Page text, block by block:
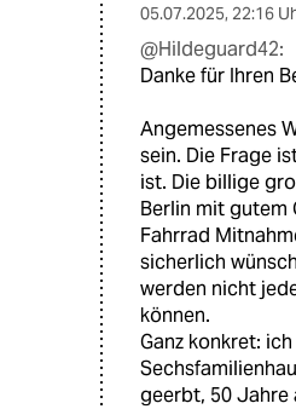
05.07.2025, 22:16
@Hildeguard42:
Danke für Ihren
Angemessenes
sein. Die Frage
ist. Die billige
Berlin mit gutem
Fahrrad
sicherlich
werden nicht
können.
Ganz konkret:
geerbt, 50 Jahre